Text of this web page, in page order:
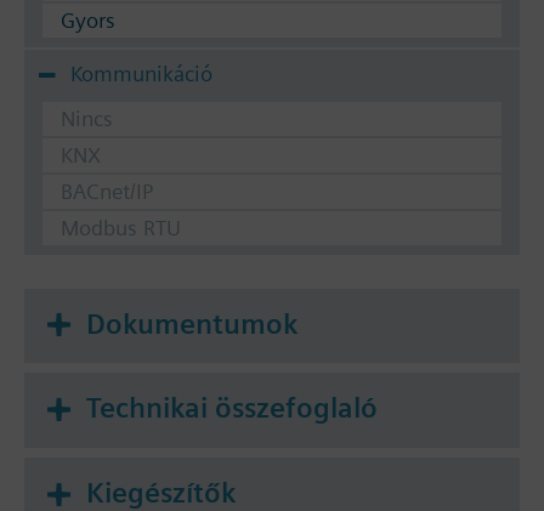
Gyors
Kommunikáció
Nincs
KNX
BACnet/IP
Modbus RTU
Dokumentumok
Technikai összefoglaló
Kiegészítők